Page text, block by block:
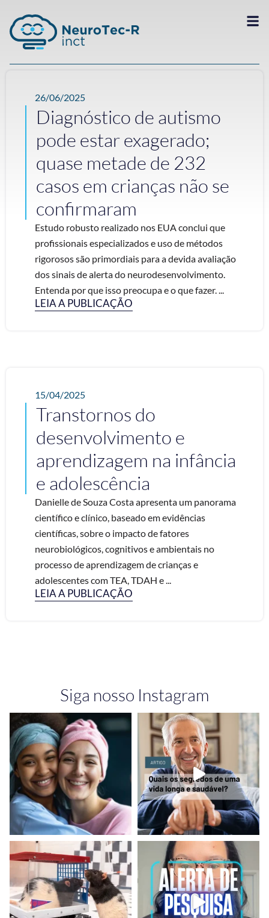
26/06/2025
Diagnóstico de autismo
pode estar exagerado;
quase metade de 232
casos em crianças não se
confirmaram
Estudo robusto realizado nos EUA conclui que
profissionais especializados e uso de métodos
rigorosos são primordiais para a devida avaliação
dos sinais de alerta do neurodesenvolvimento.
Entenda por que isso preocupa e o que fazer. ...
LEIA A PUBLICAÇÃO
15/04/2025
Transtornos do
desenvolvimento e
aprendizagem na infância
e adolescência
Danielle de Souza Costa apresenta um panorama
científico e clínico, baseado em evidências
científicas, sobre o impacto de fatores
neurobiológicos, cognitivos e ambientais no
processo de aprendizagem de crianças e
adolescentes com TEA, TDAH e ...
LEIA A PUBLICAÇÃO
Siga nosso Instagram